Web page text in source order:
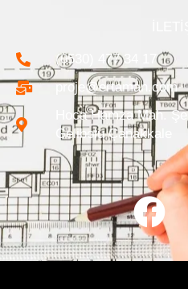
(0530) 477 34 17
proje@ertaman.com
Hoca Hamza Mah.
Gelibolu Çanakkale